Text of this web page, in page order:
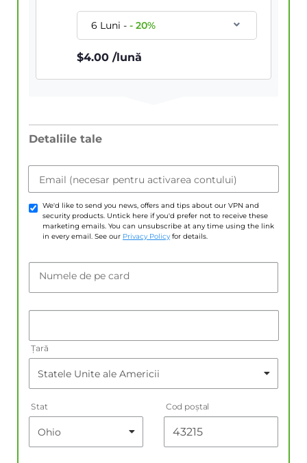
6 Luni--20%
$4.00 /lună
Detaliile tale
Email (necesar pentru activarea contului)
We'd like to send you news, offers and tips about our VPN and
security products. Untick here if you'd prefer not to receive these
marketing emails. You can unsubscribe at any time using the link
in every email. See our Privacy Policy for details.
Numele de pe card
Țară
Stat Cod poştal